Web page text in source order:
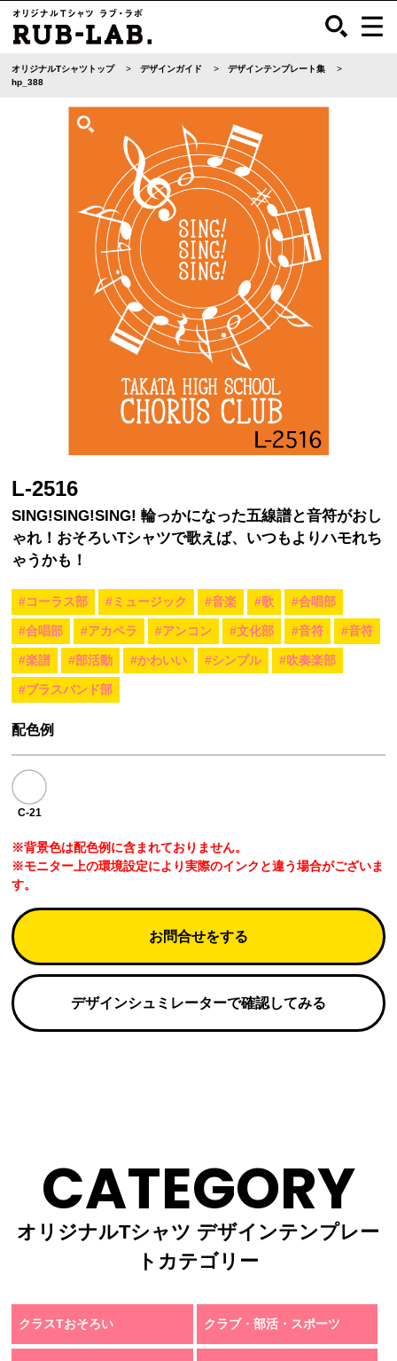
オリジナルTシャツトップ デザインガイド
デザインテンプレート集
hp_388
L-2516
SING!SING!SING! 輪っかになった五線譜と音符がおし
ゃれ！おそろいTシャツで歌えば、いつもよりハモれち
ゃうかも！
#コーラス部 #ミュージック #音楽 #歌 #合唱部
#合唱部 #アカペラ #アンコン #文化部 #音符 #音符
#楽譜 #部活動 #かわいい #シンプル #吹奏楽部
#ブラスバンド部
配色例
C-21
※背景色は配色例に含まれておりません。
※モニター上の環境設定により実際のインクと違う場合がございま
す。
お問合せをする
デザインシュミレーターで確認してみる
CATEGORY
オリジナルTシャツ デザインテンプレー
トカテゴリー
クラスTおそろい クラブ・部活・スポーツ